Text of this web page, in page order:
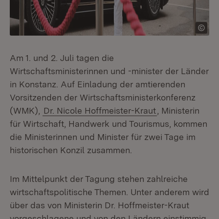
Am 1. und 2. Juli tagen die
Wirtschaftsministerinnen und -minister der Länder
in Konstanz. Auf Einladung der amtierenden
Vorsitzenden der Wirtschaftsministerkonferenz
(WMK),
Dr. Nicole Hoffmeister-Kraut , Ministerin
für Wirtschaft, Handwerk und Tourismus, kommen
die Ministerinnen und Minister für zwei Tage im
historischen Konzil zusammen.
Im Mittelpunkt der Tagung stehen zahlreiche
wirtschaftspolitische Themen. Unter anderem wird
über das von Ministerin Dr. Hoffmeister-Kraut